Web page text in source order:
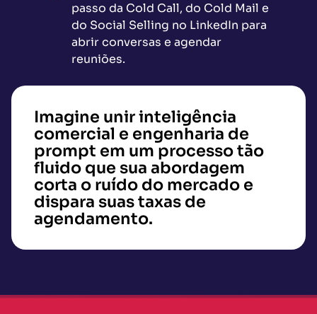
Imagine unir inteligência
comercial e engenharia de
prompt em um processo tão
fluido que sua abordagem
corta o ruído do mercado e
dispara suas taxas de
agendamento.
passo da Cold Call, do Cold Mail e
do Social Selling no LinkedIn para
abrir conversas e agendar
reuniões.